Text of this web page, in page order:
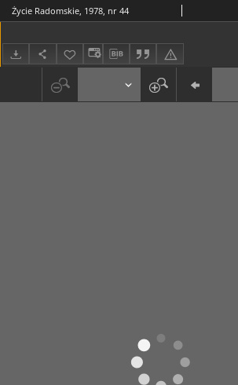
Życie Radomskie, 1978, nr 44